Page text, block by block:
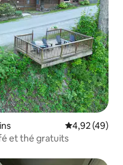
Évaluation
4,92 (49)
et thé gratuits